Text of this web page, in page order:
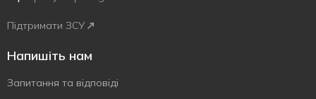
Підтримати ЗСУ
Напишіть нам
Запитання та відповіді